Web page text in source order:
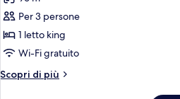
foto
per
Suite,
1
letto
Per 3 persone
1 letto king
Wi-Fi gratuito
Scopri di più
Altri